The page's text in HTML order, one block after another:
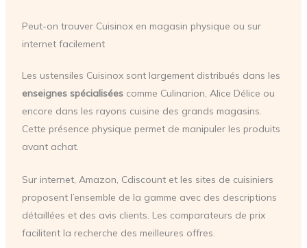
Peut-on trouver Cuisinox en magasin physique ou sur
internet facilement
Les ustensiles Cuisinox sont largement distribués dans les
enseignes spécialiséescomme Culinarion, Alice Délice ou
encore dans les rayons cuisine des grands magasins.
Cette présence physique permet de manipuler les produits
avant achat.
Sur internet, Amazon, Cdiscount et les sites de cuisiniers
proposent l’ensemble de la gamme avec des descriptions
détaillées et des avis clients. Les comparateurs de prix
facilitent la recherche des meilleures offres.